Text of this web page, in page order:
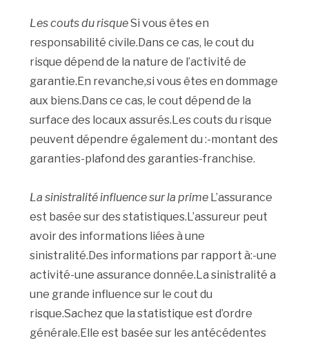
Les couts du risqueSi vous êtes en
responsabilité civile.Dans ce cas, le cout du
risque dépend de la nature de l’activité de
garantie.En revanche,si vous êtes en dommage
aux biens.Dans ce cas, le cout dépend de la
surface des locaux assurés.Les couts du risque
peuvent dépendre également du :-montant des
garanties-plafond des garanties-franchise.
La sinistralité influence sur la prime L’assurance
est basée sur des statistiques.L’assureur peut
avoir des informations liées à une
sinistralité.Des informations par rapport à:-une
activité-une assurance donnée.La sinistralité a
une grande influence sur le cout du
risque.Sachez que la statistique est d’ordre
générale.Elle est basée sur les antécédentes